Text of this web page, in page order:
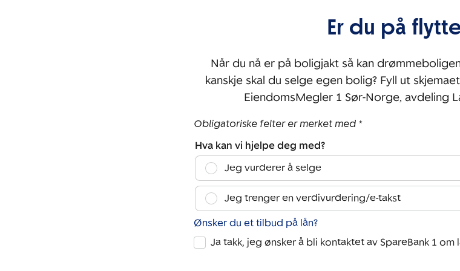
Er du på
Når du nå er på boligjakt så kan
kanskje skal du selge egen bolig? Fyll ut
EiendomsMegler 1 Sør-Norge, avdeling
Obligatoriske felter er merket med *
Hva kan vi hjelpe deg med?
Jeg vurderer å selge
Jeg trenger en verdivurdering/e-takst
Ønsker du et tilbud på lån?
Ja takk, jeg ønsker å bli kontaktet av SpareBank 1 om